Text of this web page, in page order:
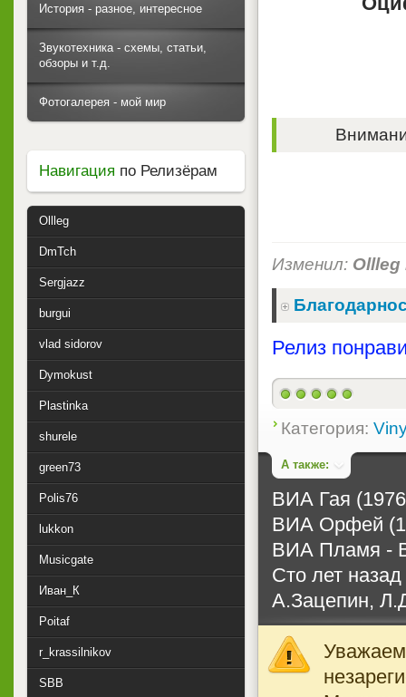
Изменил: Ollleg
Релиз
Категория:
А также:
ВИА Гая
ВИА Орфей
ВИА Пламя -
Сто лет
А.Зацепин,
История - разное, интересное
Звукотехника - схемы, статьи,
обзоры и т.д.
Фотогалерея - мой мир
Навигация по Релизёрам
Ollleg
DmTch
Sergjazz
burgui
vlad sidorov
Dymokust
Plastinka
shurele
green73
Polis76
lukkon
Musicgate
Иван_К
Poitaf
r_krassilnikov
SBB